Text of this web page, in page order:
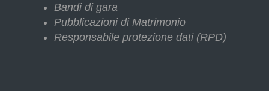
Bandi di gara
Pubblicazioni di Matrimonio
Responsabile protezione dati (RPD)